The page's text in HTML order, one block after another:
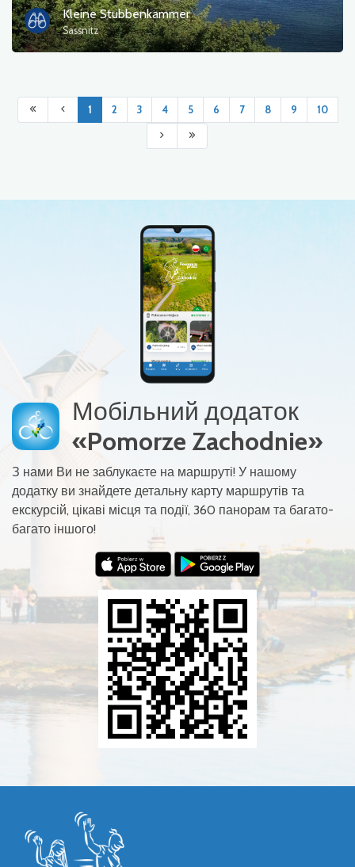
Kleine Stubbenkammer
Sassnitz
1 2 3 4 5 6 7 8 9 10
Мобільний додаток
«Pomorze Zachodnie»
З нами Ви не заблукаєте на маршруті! У нашому
додатку ви знайдете детальну карту маршрутів та
екскурсій, цікаві місця та події, 360 панорам та багато-
багато іншого!